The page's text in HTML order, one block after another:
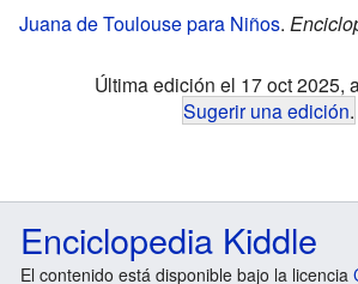
Juana de Toulouse para Niños.
Última edición el 17 oct 2025,
Sugerir una edición.
Enciclopedia Kiddle
El contenido está disponible bajo la licencia